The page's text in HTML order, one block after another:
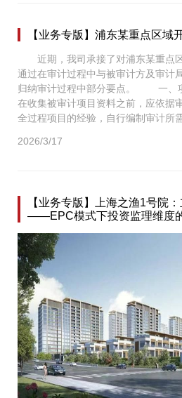
【业务专版】浦东某重点区域
近期，我司承接了对浦东某重点区
通过在审计过程中与被审计方及审计
归纳审计过程中部分要点。 一
在收集被审计项目资料之前，应依据
全过程项目的经验，自行编制审计所
2026/3/17
【业务专版】上海之渔1号院
——EPC模式下投资监理维度